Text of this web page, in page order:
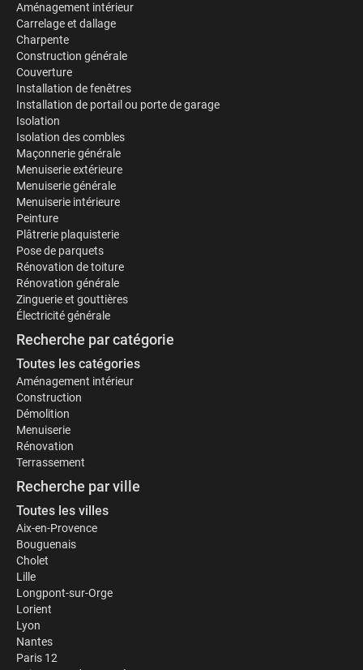
Aménagement intérieur
Carrelage et dallage
Charpente
Construction générale
Couverture
Installation de fenêtres
Installation de portail ou porte de garage
Isolation
Isolation des combles
Maçonnerie générale
Menuiserie extérieure
Menuiserie générale
Menuiserie intérieure
Peinture
Plâtrerie plaquisterie
Pose de parquets
Rénovation de toiture
Rénovation générale
Zinguerie et gouttières
Électricité générale
Recherche par catégorie
Toutes les catégories
Aménagement intérieur
Construction
Démolition
Menuiserie
Rénovation
Terrassement
Recherche par ville
Toutes les villes
Aix-en-Provence
Bouguenais
Cholet
Lille
Longpont-sur-Orge
Lorient
Lyon
Nantes
Paris 12